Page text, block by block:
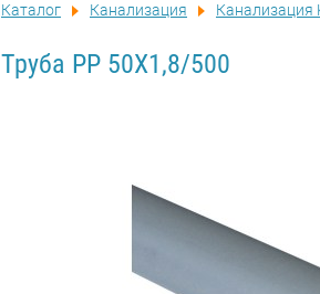
Каталог Канализация Канализация
Труба PP 50X1,8/500